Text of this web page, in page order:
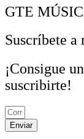
GTE
Suscríbete a
¡Consigue
suscribirte!
Enviar